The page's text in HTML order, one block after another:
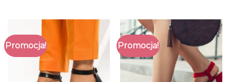
Promocja! Promocja!